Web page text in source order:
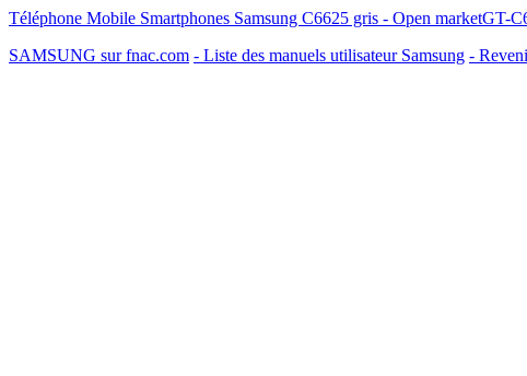
Téléphone Mobile Smartphones Samsung C6625 gris - Open marketGT-
SAMSUNG sur fnac.com - Liste des manuels utilisateur Samsung -